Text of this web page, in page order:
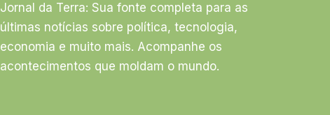
Jornal da Terra: Sua fonte completa para as
últimas notícias sobre política, tecnologia,
economia e muito mais. Acompanhe os
acontecimentos que moldam o mundo.